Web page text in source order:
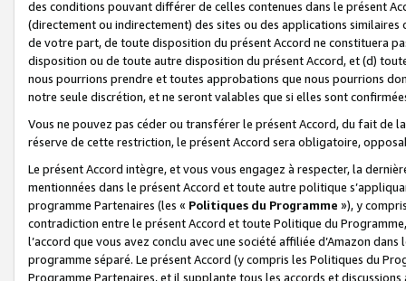
des conditions pouvant différer de celles contenues dans le présent
(directement ou indirectement) des sites ou des applications
de votre part, de toute disposition du présent Accord ne constituera
disposition ou de toute autre disposition du présent Accord, et (d)
nous pourrions prendre et toutes approbations que nous pourrions
notre seule discrétion, et ne seront valables que si elles sont
Vous ne pouvez pas céder ou transférer le présent Accord, du fait de
réserve de cette restriction, le présent Accord sera obligatoire,
Le présent Accord intègre, et vous vous engagez à respecter, la
mentionnées dans le présent Accord et toute autre politique
programme Partenaires (les « Politiques du Programme »), y
contradiction entre le présent Accord et toute Politique du
l’accord que vous avez conclu avec une société affiliée d’Amazon
programme séparé. Le présent Accord (y compris les Politiques du
Programme Partenaires, et il supplante tous les accords et discussions